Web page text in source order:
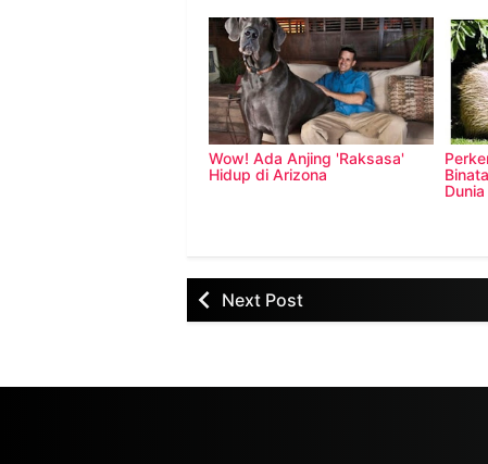
Wow! Ada Anjing 'Raksasa'
Hidup di Arizona
Dunia
Next Post